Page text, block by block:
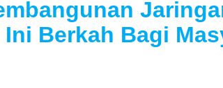
Berkah Bagi